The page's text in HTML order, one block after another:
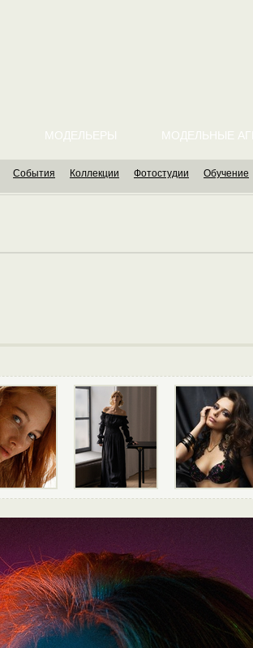
МОДЕЛЬЕРЫ МОДЕЛЬНЫЕ
События Коллекции Фотостудии Обучение